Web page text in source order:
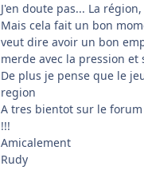
J'en doute pas... La
Mais cela fait un bon
veut dire avoir un bon
merde avec la pression
De plus je pense que le
region
A tres bientot sur le
!!!
Amicalement
Rudy